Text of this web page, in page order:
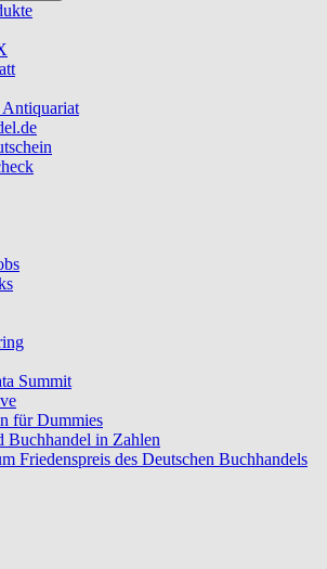
Antiquariat
Summit
für Dummies
Buchhandel in Zahlen
Friedenspreis des Deutschen Buchhandels